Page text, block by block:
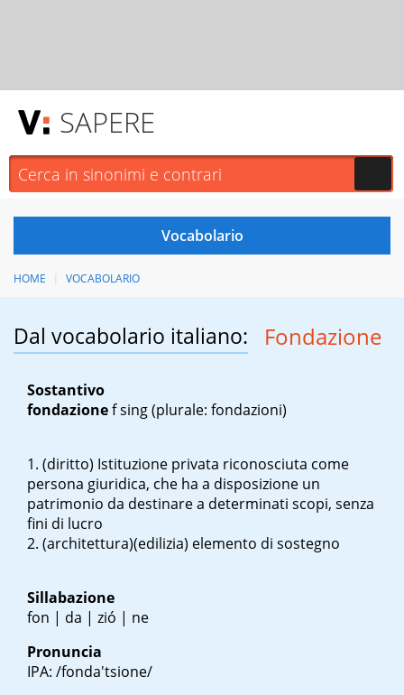
SAPERE
HOME VOCABOLARIO
Dal vocabolario italiano: Fondazione
Sostantivo
fondazionef sing(plurale: fondazioni)
(diritto) Istituzione privata riconosciuta come
persona giuridica, che ha a disposizione un
patrimonio da destinare a determinati scopi, senza
fini di lucro
(architettura)(edilizia) elemento di sostegno
Sillabazione
fon | da | zió | ne
Pronuncia
IPA: /fonda'tsione/